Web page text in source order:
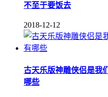
不至于要饭去
2018-12-12
古天乐版神雕侠侣是我
哪些